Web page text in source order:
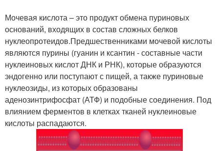
Мочевая кислота – это продукт обмена пуриновых
оснований, входящих в состав сложных белков
нуклеопротеидов.Предшественниками мочевой кислоты
являются пурины (гуанин и ксантин - составные части
нуклеиновых кислот ДНК и РНК), которые образуются
эндогенно или поступают с пищей, а также пуриновые
нуклеозиды, из которых образованы
аденозинтрифосфат (АТФ) и подобные соединения. Под
влиянием ферментов в клетках тканей нуклеиновые
кислоты распадаются.